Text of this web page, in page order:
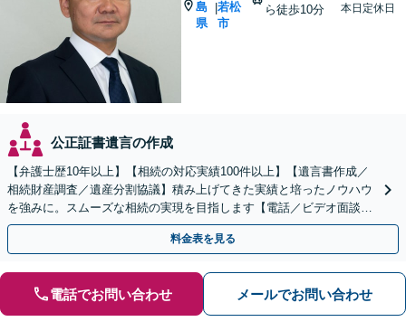
島
県
|若松
市
ら徒歩10分
本日定休日
公正証書遺言の作成
【弁護士歴10年以上】【相続の対応実績100件以上】【遺言書作成／
相続財産調査／遺産分割協議】積み上げてきた実績と培ったノウハウ
を強みに。スムーズな相続の実現を目指します【電話／ビデオ面談O
K】
料金表を見る
電話でお問い合わせ メールでお問い合わせ